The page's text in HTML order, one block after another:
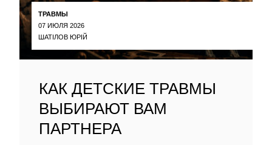
ТРАВМЫ
07 ИЮЛЯ 2026
ШАТІЛОВ ЮРІЙ
КАК ДЕТСКИЕ ТРАВМЫ
ВЫБИРАЮТ ВАМ
ПАРТНЕРА